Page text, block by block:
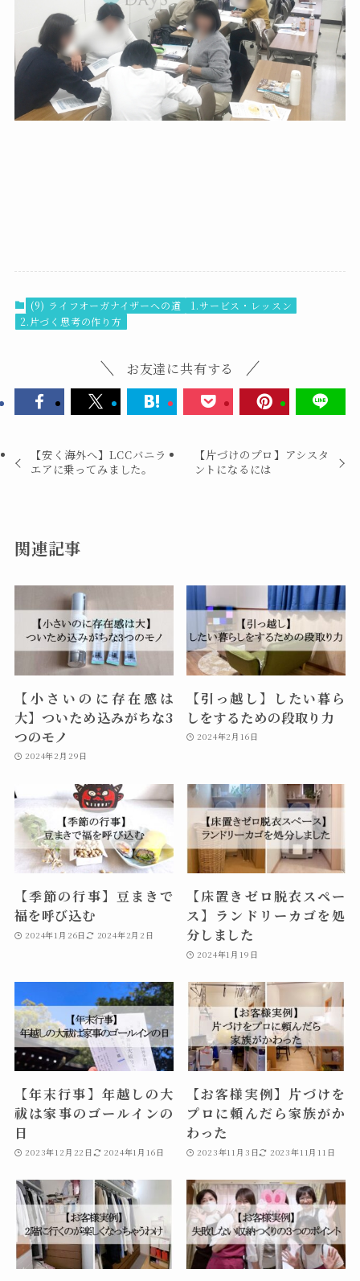
(9) ライフオーガナイザーへの道
1.サービス・レッスン
2.片づく思考の作り方
お友達に共有する
【安く海外へ】LCCバニラ
エアに乗ってみました。
【片づけのプロ】アシスタ
ントになるには
関連記事
【小さいのに存在感は
大】ついため込みがちな3
つのモノ
2024年2月29日
【引っ越し】したい暮ら
しをするための段取り力
2024年2月16日
【季節の行事】豆まきで
福を呼び込む
2024年1月26日 2024年2月2日
【床置きゼロ脱衣スペー
ス】ランドリーカゴを処
分しました
2024年1月19日
【年末行事】年越しの大
祓は家事のゴールインの
日
2023年12月22日 2024年1月16日
【お客様実例】片づけを
プロに頼んだら家族がか
わった
2023年11月3日 2023年11月11日